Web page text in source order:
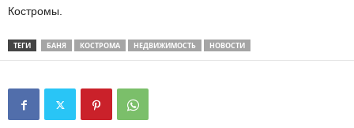
Костромы.
ТЕГИ БАНЯ КОСТРОМА НЕДВИЖИМОСТЬ НОВОСТИ